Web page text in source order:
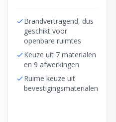
Brandvertragend, dus
geschikt voor
openbare ruimtes
Keuze uit 7 materialen
en 9 afwerkingen
Ruime keuze uit
bevestigingsmaterialen